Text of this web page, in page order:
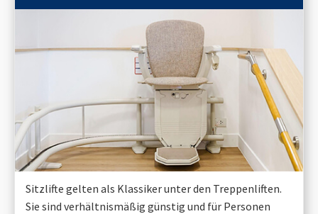
Sitzlifte gelten als Klassiker unter den Treppenliften.
Sie sind verhältnismäßig günstig und für Personen